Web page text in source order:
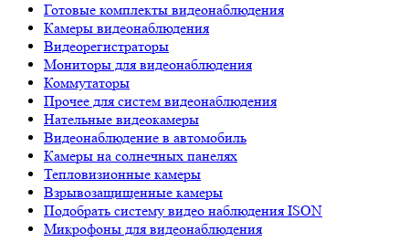
Готовые комплекты видеонаблюдения
Камеры видеонаблюдения
Видеорегистраторы
Мониторы для видеонаблюдения
Коммутаторы
Прочее для систем видеонаблюдения
Нательные видеокамеры
Видеонаблюдение в автомобиль
Камеры на солнечных панелях
Тепловизионные камеры
Взрывозащищенные камеры
Подобрать систему видео наблюдения ISON
Микрофоны для видеонаблюдения